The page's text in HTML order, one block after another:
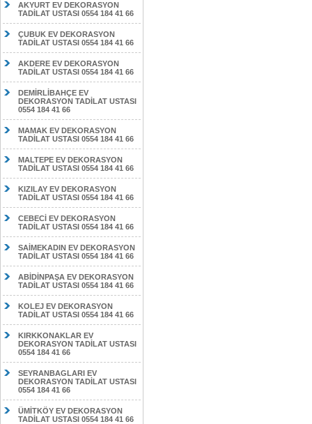
AKYURT EV DEKORASYON
TADİLAT USTASI 0554 184 41 66
ÇUBUK EV DEKORASYON
TADİLAT USTASI 0554 184 41 66
AKDERE EV DEKORASYON
TADİLAT USTASI 0554 184 41 66
DEMİRLİBAHÇE EV
DEKORASYON TADİLAT USTASI
0554 184 41 66
MAMAK EV DEKORASYON
TADİLAT USTASI 0554 184 41 66
MALTEPE EV DEKORASYON
TADİLAT USTASI 0554 184 41 66
KIZILAY EV DEKORASYON
TADİLAT USTASI 0554 184 41 66
CEBECİ EV DEKORASYON
TADİLAT USTASI 0554 184 41 66
SAİMEKADIN EV DEKORASYON
TADİLAT USTASI 0554 184 41 66
ABİDİNPAŞA EV DEKORASYON
TADİLAT USTASI 0554 184 41 66
KOLEJ EV DEKORASYON
TADİLAT USTASI 0554 184 41 66
KIRKKONAKLAR EV
DEKORASYON TADİLAT USTASI
0554 184 41 66
SEYRANBAGLARI EV
DEKORASYON TADİLAT USTASI
0554 184 41 66
ÜMİTKÖY EV DEKORASYON
TADİLAT USTASI 0554 184 41 66